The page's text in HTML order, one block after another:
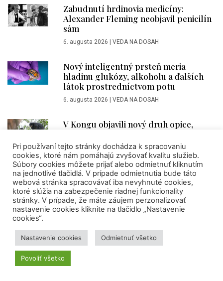
Zabudnutí hrdinovia medicíny:
Alexander Fleming neobjavil penicilín
sám
6. augusta 2026 VEDA NA DOSAH
Nový inteligentný prsteň meria
hladinu glukózy, alkoholu a ďalších
látok prostredníctvom potu
6. augusta 2026 VEDA NA DOSAH
V Kongu objavili nový druh opice,
ústach
5. augusta 2026|VEDA NA DOSAH
AKTIVITY CVTI SR
Pri používaní tejto stránky dochádza k spracovaniu
cookies, ktoré nám pomáhajú zvyšovať kvalitu služieb.
Súbory cookies môžete prijať alebo odmietnuť kliknutím
na jednotlivé tlačidlá. V prípade odmietnutia bude táto
webová stránka spracovávať iba nevyhnuté cookies,
ktoré slúžia na zabezpečenie riadnej funkcionality
stránky. V prípade, že máte záujem perzonalizovať
nastavenie cookies kliknite na tlačidlo „Nastavenie
cookies“.
Nastavenie cookies Odmietnuť všetko
Povoliť všetko